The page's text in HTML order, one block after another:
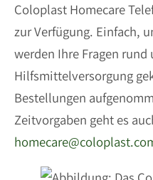
Coloplast Homecare
zur Verfügung. Einfach,
werden Ihre Fragen rund
Hilfsmittelversorgung
Bestellungen
Zeitvorgaben geht es